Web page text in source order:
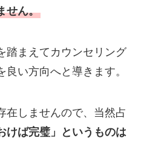
せん。
踏まえてカウンセリング
い方向へと導きます。
在しませんので、当然占
けば完璧」というものは